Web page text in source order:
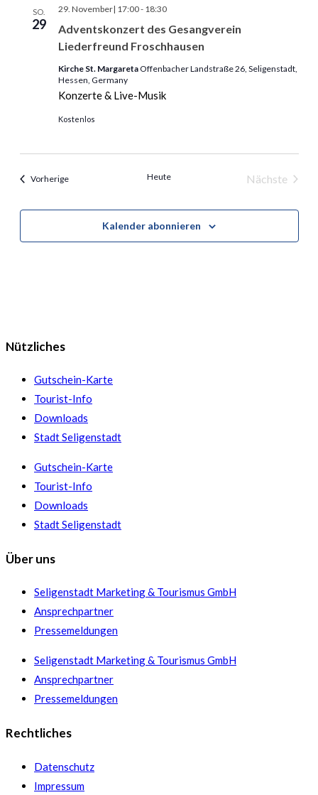
SO.
29
Adventskonzert des Gesangverein
Liederfreund Froschhausen
29. November| 17:00- 18:30
Kirche St. Margareta Offenbacher Landstraße 26, Seligenstadt,
Hessen, Germany
Konzerte & Live-Musik
Kostenlos
VorherigeVeranstaltungen Heute
Nächste
Kalender abonnieren
Nützliches
Gutschein-Karte
Tourist-Info
Downloads
Stadt Seligenstadt
Gutschein-Karte
Tourist-Info
Downloads
Stadt Seligenstadt
Über uns
Seligenstadt Marketing & Tourismus GmbH
Ansprechpartner
Pressemeldungen
Seligenstadt Marketing & Tourismus GmbH
Ansprechpartner
Pressemeldungen
Rechtliches
Datenschutz
Impressum